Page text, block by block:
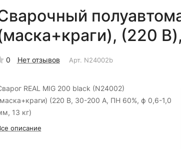
(220
0 Нет отзывов Арт. N24002b
REAL MIG 200 black (N24002)
(220 В, 30-200 А, ПН 60%, ф 0,6-1,0
13 кг)
описание